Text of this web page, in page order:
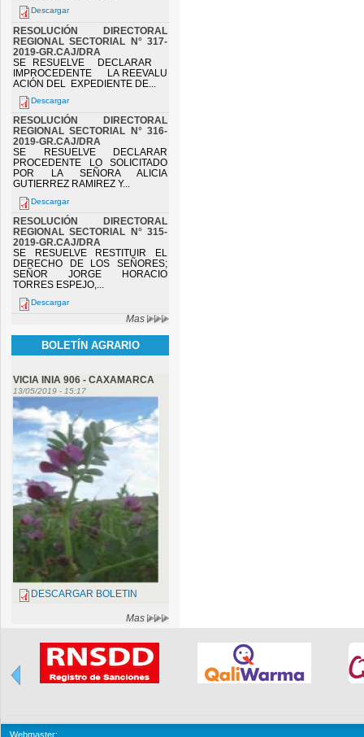
Descargar
RESOLUCIÓN DIRECTORAL
REGIONAL SECTORIAL N° 317-
2019-GR.CAJ/DRA
SE RESUELVE DECLARAR
IMPROCEDENTE LA REEVALU
ACIÓN DEL EXPEDIENTE DE...
Descargar
RESOLUCIÓN DIRECTORAL
REGIONAL SECTORIAL N° 316-
2019-GR.CAJ/DRA
SE RESUELVE DECLARAR
PROCEDENTE LO SOLICITADO
POR LA SEÑORA ALICIA
GUTIERREZ RAMIREZ Y...
Descargar
RESOLUCIÓN DIRECTORAL
REGIONAL SECTORIAL N° 315-
2019-GR.CAJ/DRA
SE RESUELVE RESTITUIR EL
DERECHO DE LOS SEÑORES;
SEÑOR JORGE HORACIO
TORRES ESPEJO,...
Descargar
Mas
BOLETÍN AGRARIO
VICIA INIA 906 - CAXAMARCA
13/05/2019 - 15:17
DESCARGAR BOLETIN
Mas
Webmaster: